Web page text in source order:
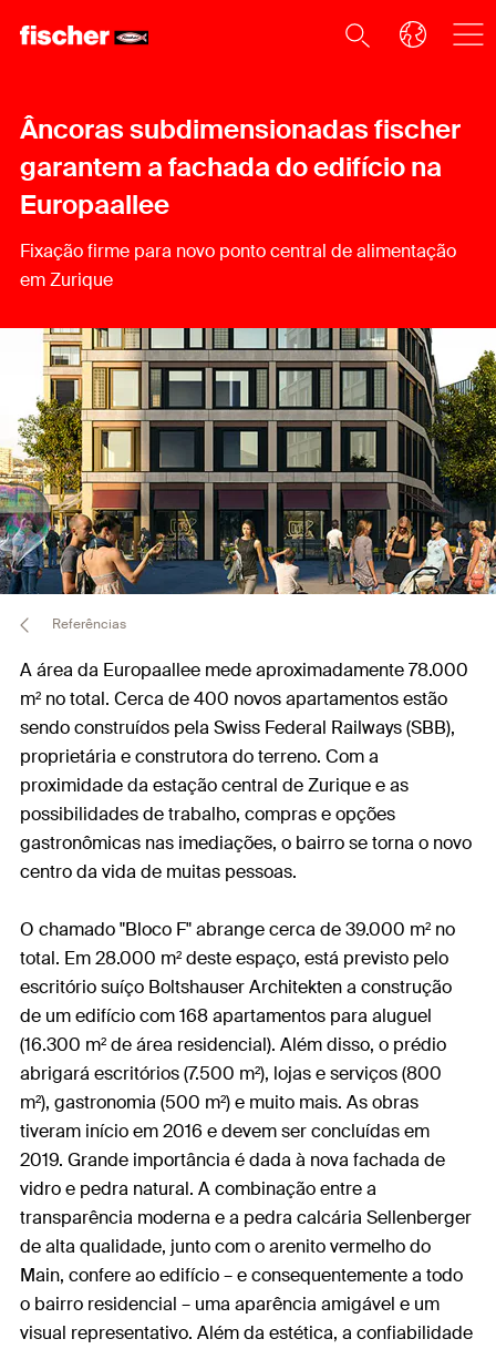
Âncoras subdimensionadas fischer
garantem a fachada do edifício na
Europaallee
Fixação firme para novo ponto central de alimentação
em Zurique
Referências
A área da Europaallee mede aproximadamente 78.000
m² no total. Cerca de 400 novos apartamentos estão
sendo construídos pela Swiss Federal Railways (SBB),
proprietária e construtora do terreno. Com a
proximidade da estação central de Zurique e as
possibilidades de trabalho, compras e opções
gastronômicas nas imediações, o bairro se torna o novo
centro da vida de muitas pessoas.
O chamado "Bloco F" abrange cerca de 39.000 m² no
total. Em 28.000 m² deste espaço, está previsto pelo
escritório suíço Boltshauser Architekten a construção
de um edifício com 168 apartamentos para aluguel
(16.300 m² de área residencial). Além disso, o prédio
abrigará escritórios (7.500 m²), lojas e serviços (800
m²), gastronomia (500 m²) e muito mais. As obras
tiveram início em 2016 e devem ser concluídas em
2019. Grande importância é dada à nova fachada de
vidro e pedra natural. A combinação entre a
transparência moderna e a pedra calcária Sellenberger
de alta qualidade, junto com o arenito vermelho do
Main, confere ao edifício – e consequentemente a todo
o bairro residencial – uma aparência amigável e um
visual representativo. Além da estética, a confiabilidade